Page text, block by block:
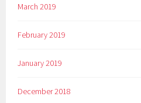
March 2019
February 2019
January 2019
December 2018